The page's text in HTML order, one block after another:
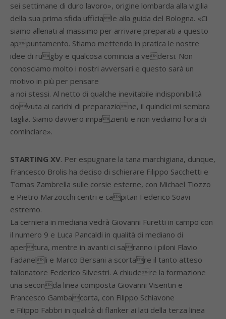
sei settimane di duro lavoro», origine lombarda alla vigilia
della sua prima sfida ufficiale alla guida del Bologna. «Ci
siamo allenati al massimo per arrivare preparati a questo
appuntamento. Stiamo mettendo in pratica le nostre
idee di rugby e qualcosa comincia a vedersi. Non
conosciamo molto i nostri avversari e questo sarà un
motivo in più per pensare
a noi stessi. Al netto di qualche inevitabile indisponibilità
dovuta ai carichi di preparazione, il quindici mi sembra
taglia. Siamo davvero impazienti e non vediamo l’ora di
cominciare».
STARTING XV. Per espugnare la tana marchigiana, dunque,
Francesco Brolis ha deciso di schierare Filippo Sacchetti e
Tomas Zambrella sulle corsie esterne, con Michael Tiozzo
e Pietro Marzocchi centri e capitan Federico Soavi
estremo.
La cerniera in mediana vedrà Giovanni Furetti in campo con
il numero 9 e Luca Pancaldi in qualità di mediano di
apertura, mentre in avanti ci saranno i piloni Flavio
Fadanelli e Marco Bersani a scortare il tanto atteso
tallonatore Federico Silvestri. A chiudere la formazione
una seconda linea composta Giovanni Visentin e
Francesco Gambacorta, con Filippo Schiavone
e Filippo Fabbri in qualità di flanker ai lati della terza linea